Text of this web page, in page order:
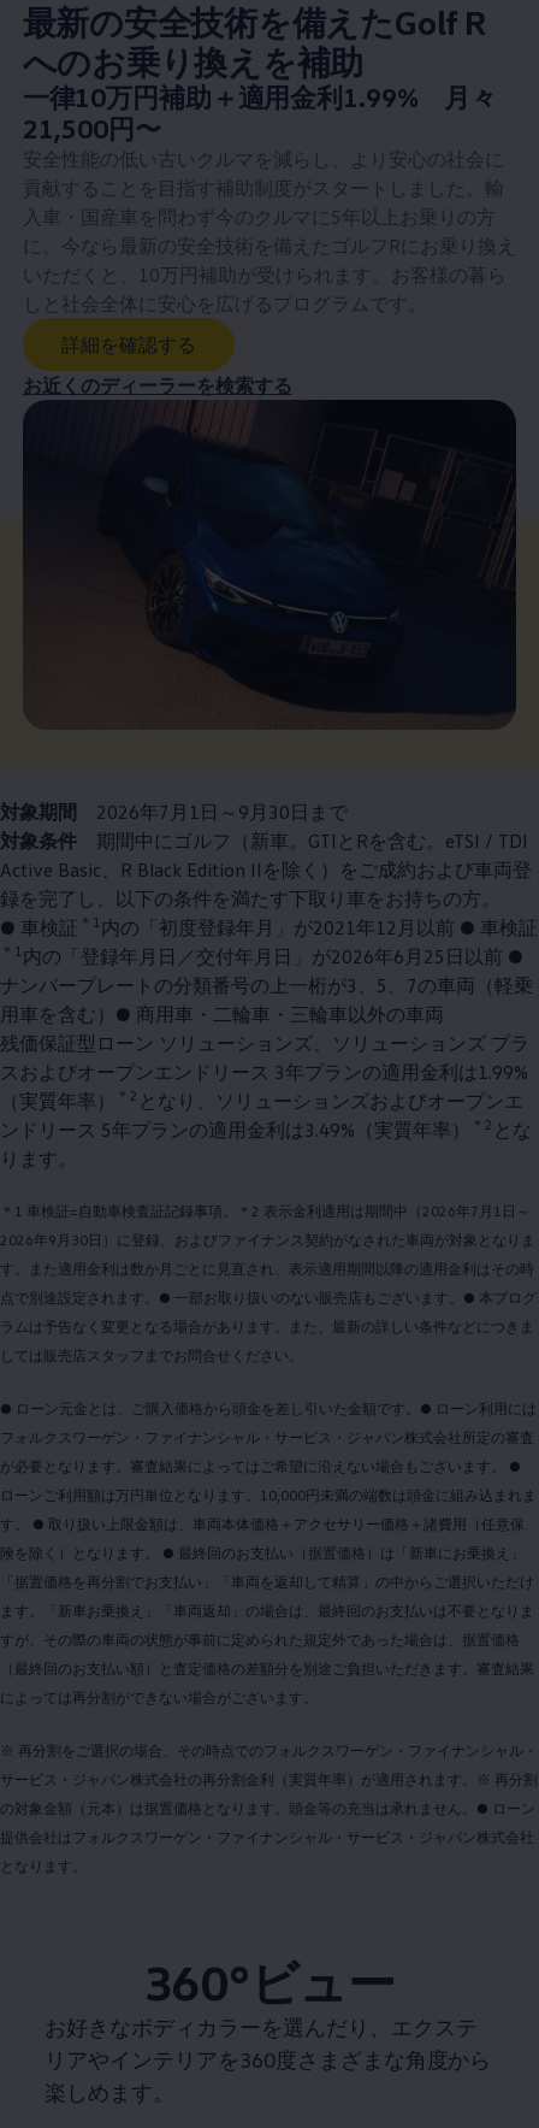
最新の安全技術を備えたGolf R
へのお乗り換えを補助
New price:
一律10万円補助＋適用金利1.99% 月々
21,500円〜
安全性能の低い古いクルマを減らし、より安心の社会に
貢献することを目指す補助制度がスタートしました。輸
入車・国産車を問わず今のクルマに5年以上お乗りの方
に。今なら最新の安全技術を備えたゴルフRにお乗り換え
いただくと、10万円補助が受けられます。お客様の暮ら
しと社会全体に安心を広げるプログラムです。
詳細を確認する
お近くのディーラーを検索する
対象期間 2026年7月1日～9月30日まで
対象条件 期間中にゴルフ（新車。GTIとRを含む。eTSI / TDI
Active Basic、R Black Edition IIを除く）をご成約および車両登
録を完了し、以下の条件を満たす下取り車をお持ちの方。
● 車検証 ＊1 内の「初度登録年月」が2021年12月以前 ● 車検証
＊1 内の「登録年月日／交付年月日」が2026年6月25日以前 ●
ナンバープレートの分類番号の上一桁が3、5、7の車両（軽乗
用車を含む）● 商用車・二輪車・三輪車以外の車両
残価保証型ローン ソリューションズ、ソリューションズ プラ
スおよびオープンエンドリース 3年プランの適用金利は1.99%
（実質年率）
＊2 となり、ソリューションズおよびオープンエ
ンドリース 5年プランの適用金利は3.49%（実質年率）
＊2 とな
ります。
＊1 車検証=自動車検査証記録事項。＊2 表示金利適用は期間中（2026年7月1日～
2026年9月30日）に登録、およびファイナンス契約がなされた車両が対象となりま
す。また適用金利は数か月ごとに見直され、表示適用期間以降の適用金利はその時
点で別途設定されます。● 一部お取り扱いのない販売店もございます。● 本プログ
ラムは予告なく変更となる場合があります。また、最新の詳しい条件などにつきま
しては販売店スタッフまでお問合せください。
● ローン元金とは、ご購入価格から頭金を差し引いた金額です。● ローン利用には
フォルクスワーゲン・ファイナンシャル・サービス・ジャパン株式会社所定の審査
が必要となります。審査結果によってはご希望に沿えない場合もございます。 ●
ローンご利用額は万円単位となります。10,000円未満の端数は頭金に組み込まれま
す。 ● 取り扱い上限金額は、車両本体価格＋アクセサリー価格＋諸費用（任意保
険を除く）となります。 ● 最終回のお支払い（据置価格）は「新車にお乗換え」
「据置価格を再分割でお支払い」「車両を返却して精算」の中からご選択いただけ
ます。「新車お乗換え」「車両返却」の場合は、最終回のお支払いは不要となりま
すが、その際の車両の状態が事前に定められた規定外であった場合は、据置価格
（最終回のお支払い額）と査定価格の差額分を別途ご負担いただきます。審査結果
によっては再分割ができない場合がございます。
※ 再分割をご選択の場合、その時点でのフォルクスワーゲン・ファイナンシャル・
サービス・ジャパン株式会社の再分割金利（実質年率）が適用されます。※ 再分割
の対象金額（元本）は据置価格となります。頭金等の充当は承れません。● ローン
提供会社はフォルクスワーゲン・ファイナンシャル・サービス・ジャパン株式会社
となります。
360°ビュー
お好きなボディカラーを選んだり、エクステ
リアやインテリアを360度さまざまな角度から
楽しめます。